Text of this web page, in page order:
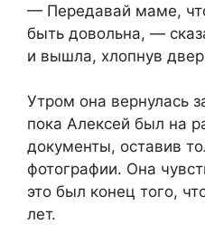
— Передавай маме,
быть довольна, —
и вышла, хлопнув
Утром она вернулась
пока Алексей был на
документы, оставив
фотографии. Она
это был конец того,
лет.